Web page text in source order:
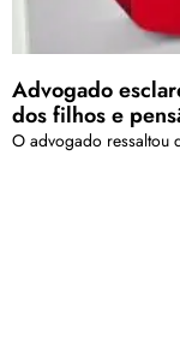
Advogado
dos filhos e
O advogado ressaltou